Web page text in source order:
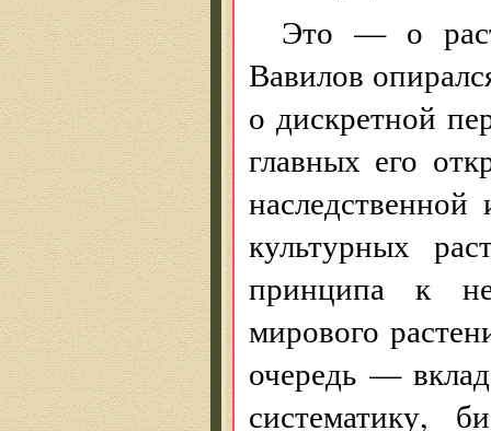
Это — о
Вавилов
о дискретной
главных его
культурных
принципа к
мирового
очередь —
систематику,